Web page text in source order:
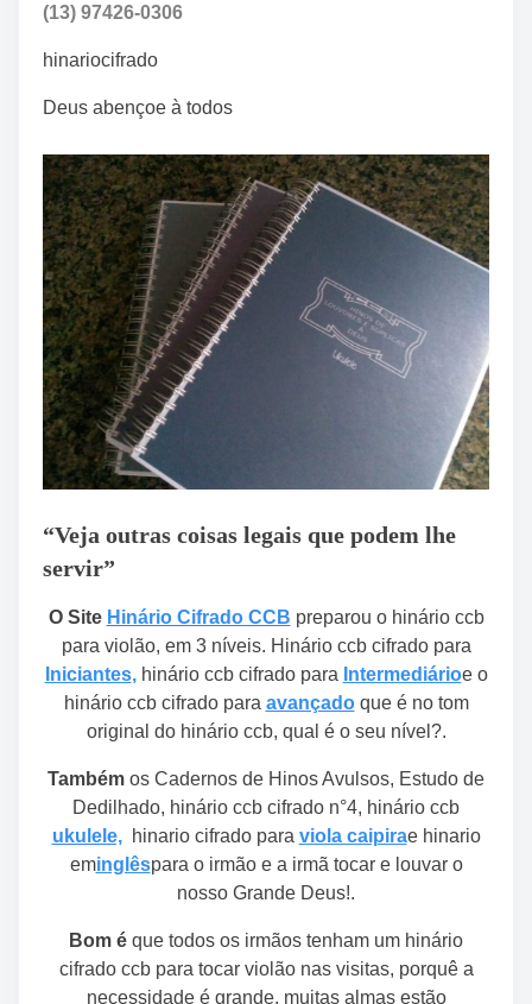
(13) 97426-0306
hinariocifrado
Deus abençoe à todos
“Veja outras coisas legais que podem lhe
servir”
O Site Hinário Cifrado CCB preparou o hinário ccb
para violão, em 3 níveis. Hinário ccb cifrado para
Iniciantes,hinário ccb cifrado para Intermediárioe o
hinário ccb cifrado para avançadoque é no tom
original do hinário ccb, qual é o seu nível?.
Também os Cadernos de Hinos Avulsos, Estudo de
Dedilhado, hinário ccb cifrado n°4, hinário ccb
ukulele,hinario cifrado para viola caipirae hinario
eminglêspara o irmão e a irmã tocar e louvar o
nosso Grande Deus!.
Bom é que todos os irmãos tenham um hinário
cifrado ccb para tocar violão nas visitas, porquê a
necessidade é grande, muitas almas estão